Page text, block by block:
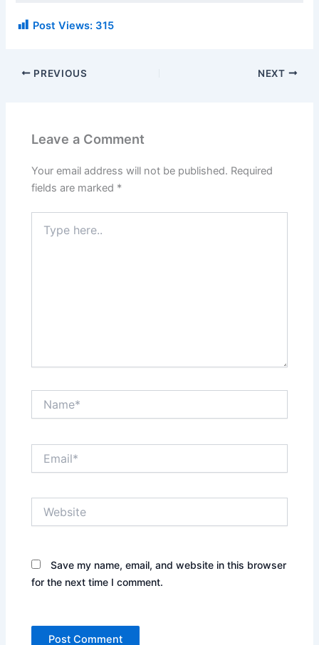
Post Views: 315
PREVIOUS NEXT
Leave a Comment
Your email address will not be published. Required
fields are marked *
here..
Save my name, email, and website in this browser
for the next time I comment.